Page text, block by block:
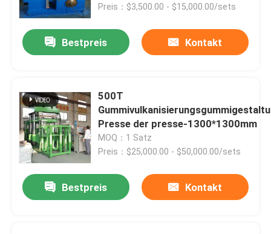
Produkte
Videos
Über uns
Preis：$3,500.00 - $15,000.00/sets
Bestpreis Kontakt
500T
Presse der presse-1300*1300mm
MOQ：1 Satz
Preis：$25,000.00 - $50,000.00/sets
Bestpreis Kontakt